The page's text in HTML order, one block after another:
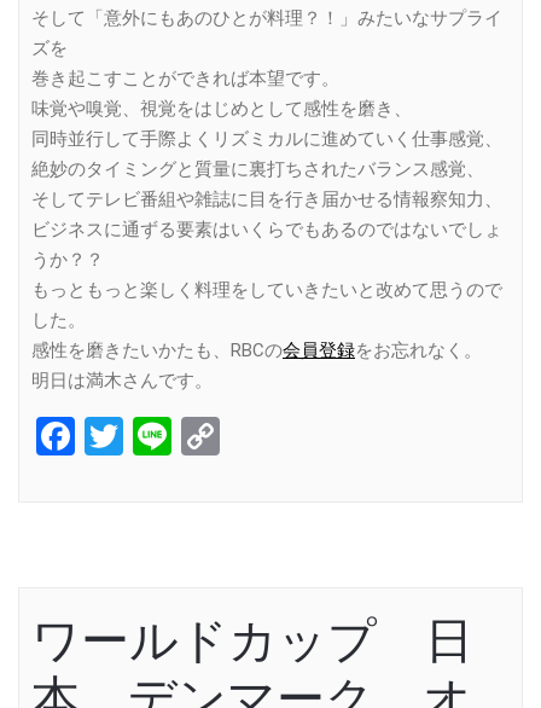
そして「意外にもあのひとが料理？！」みたいなサプライ
ズを
巻き起こすことができれば本望です。
味覚や嗅覚、視覚をはじめとして感性を磨き、
同時並行して手際よくリズミカルに進めていく仕事感覚、
絶妙のタイミングと質量に裏打ちされたバランス感覚、
そしてテレビ番組や雑誌に目を行き届かせる情報察知力、
ビジネスに通ずる要素はいくらでもあるのではないでしょ
うか？？
もっともっと楽しく料理をしていきたいと改めて思うので
した。
感性を磨きたいかたも、RBCの会員登録をお忘れなく。
明日は満木さんです。
Facebook
Twitter
Line
ワールドカップ 日